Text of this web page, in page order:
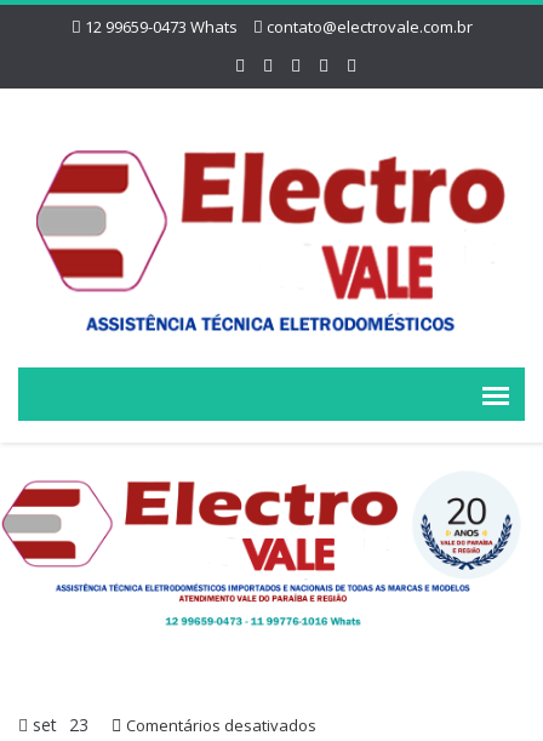
12 99659-0473 Whats contato@electrovale.com.br
set 23 Comentários desativados